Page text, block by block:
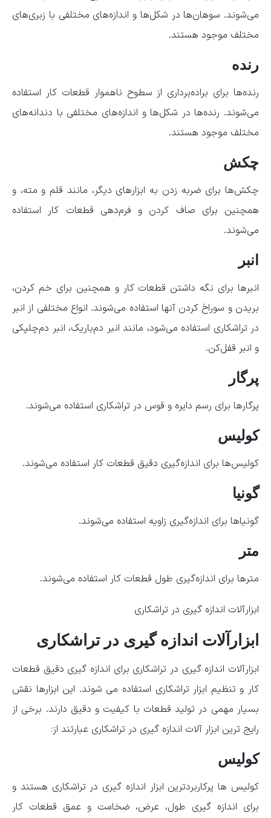
می‌شوند. سوهان‌ها در شکل‌ها و اندازه‌های مختلفی با زبری‌های
مختلف موجود هستند.
رنده
رنده‌ها برای براده‌برداری از سطوح ناهموار قطعات کار استفاده
می‌شوند. رنده‌ها در شکل‌ها و اندازه‌های مختلفی با دندانه‌های
مختلف موجود هستند.
چکش
چکش‌ها برای ضربه زدن به ابزارهای دیگر، مانند قلم و مته، و
همچنین برای صاف کردن و فرم‌دهی قطعات کار استفاده
می‌شوند.
انبر
انبرها برای نگه داشتن قطعات کار و همچنین برای خم کردن،
بریدن و سوراخ کردن آنها استفاده می‌شوند. انواع مختلفی از انبر
در تراشکاری استفاده می‌شود، مانند انبر دم‌باریک، انبر دم‌چلپکی
و انبر قفل‌کن.
پرگار
پرگارها برای رسم دایره و قوس در تراشکاری استفاده می‌شوند.
کولیس
کولیس‌ها برای اندازه‌گیری دقیق قطعات کار استفاده می‌شوند.
گونیا
گونیاها برای اندازه‌گیری زاویه استفاده می‌شوند.
متر
مترها برای اندازه‌گیری طول قطعات کار استفاده می‌شوند.
ابزارآلات اندازه گیری در تراشکاری
ابزارآلات اندازه گیری در تراشکاری
ابزارآلات اندازه گیری در تراشکاری برای اندازه گیری دقیق قطعات
کار و تنظیم ابزار تراشکاری استفاده می شوند. این ابزارها نقش
بسیار مهمی در تولید قطعات با کیفیت و دقیق دارند. برخی از
رایج ترین ابزار آلات اندازه گیری در تراشکاری عبارتند از:
کولیس
کولیس ها پرکاربردترین ابزار اندازه گیری در تراشکاری هستند و
برای اندازه گیری طول، عرض، ضخامت و عمق قطعات کار